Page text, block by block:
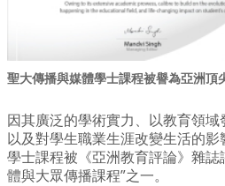
聖大傳播與媒體學士課程被譽為亞洲頂
因其廣泛的學術實力、以教育領域
以及對學生職業生涯改變生活的
學士課程被《亞洲教育評論》雜
體與大眾傳播課程”之一。